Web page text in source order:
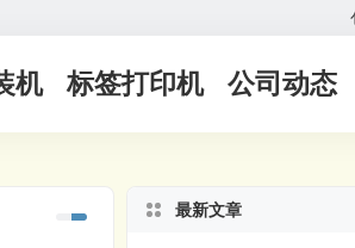
机 标签打印机 公司动态
最新文章